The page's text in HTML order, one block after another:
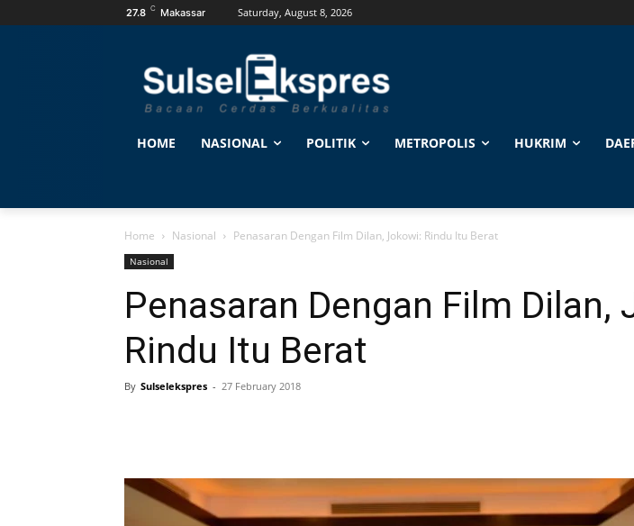
27.8 C Makassar Saturday, August 8, 2026
HOME NASIONAL POLITIK METROPOLIS HUKRIM
Home Nasional Penasaran Dengan Film Dilan, Jokowi: Rindu Itu Berat
Nasional
Penasaran Dengan Film Dilan,
Rindu Itu Berat
By Sulselekspres - 27 February 2018